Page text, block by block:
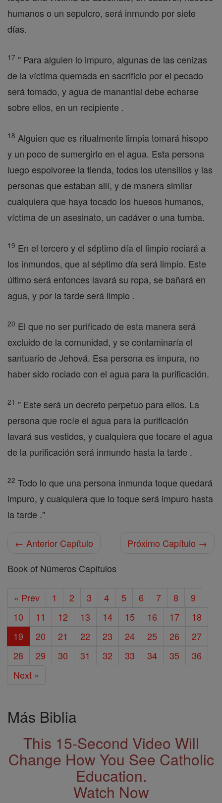
humanos o un sepulcro, será inmundo por siete
días.
17 " Para alguien lo impuro, algunas de las cenizas
de la víctima quemada en sacrificio por el pecado
será tomado, y agua de manantial debe echarse
sobre ellos, en un recipiente .
18 Alguien que es ritualmente limpia tomará hisopo
y un poco de sumergirlo en el agua. Esta persona
luego espolvoree la tienda, todos los utensilios y las
personas que estaban allí, y de manera similar
cualquiera que haya tocado los huesos humanos,
víctima de un asesinato, un cadáver o una tumba.
19 En el tercero y el séptimo día el limpio rociará a
los inmundos, que al séptimo día será limpio. Este
último será entonces lavará su ropa, se bañará en
agua, y por la tarde será limpio .
20 El que no ser purificado de esta manera será
excluido de la comunidad, y se contaminaría el
santuario de Jehová. Esa persona es impura, no
haber sido rociado con el agua para la purificación.
21 " Este será un decreto perpetuo para ellos. La
persona que rocíe el agua para la purificación
lavará sus vestidos, y cualquiera que tocare el agua
de la purificación será inmundo hasta la tarde .
22 Todo lo que una persona inmunda toque quedará
impuro, y cualquiera que lo toque será impuro hasta
la tarde ."
← Anterior Capítulo
Próximo Capítulo →
Book of Números Capítulos
« Prev 1 2 3 4 5 6 7 8
9
10
11 12 13 14 15 16 17
18
19
20 21 22 23 24 25 26
27
28
29 30 31 32 33 34 35
36
Next »
Más Biblia
This 15-Second Video Will
Change How You See Catholic
Education.
Watch Now